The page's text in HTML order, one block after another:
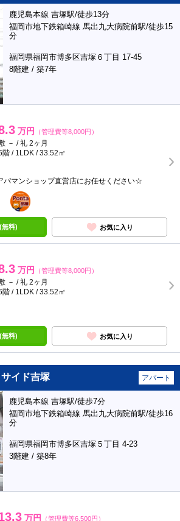
鹿児島本線 吉塚駅/徒歩13分
福岡市地下鉄箱崎線 馬出九大病院前駅/徒歩15
分
福岡県福岡市博多区吉塚６丁目 17-45
8階建 / 築7年
万円 （管理費等8,000円）
－ / 礼 2ヶ月
階 / 1LDK / 33.52㎡
パマンショップ直営店にお任せください☆
ポンタ
部屋
無料) お気に入り
万円 （管理費等8,000円）
－ / 礼 2ヶ月
階 / 1LDK / 33.52㎡
無料) お気に入り
イド吉塚 アパート
鹿児島本線 吉塚駅/徒歩7分
福岡市地下鉄箱崎線 馬出九大病院前駅/徒歩16
分
福岡県福岡市博多区吉塚５丁目 4-23
3階建 / 築8年
万円 （管理費等6,500円）